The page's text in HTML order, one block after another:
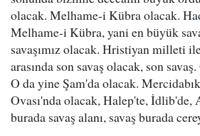
olacak. Melhame-i Kübra olacak.
Melhame-i Kübra, yani en büyük
savaşımız olacak. Hristiyan milleti
arasında son savaş olacak, son
O da yine Şam'da olacak.
Ovası'nda olacak, Halep'te, İdlib'de,
burada savaş alanı, savaş burada